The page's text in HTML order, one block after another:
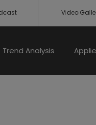
Video
Trend Analysis